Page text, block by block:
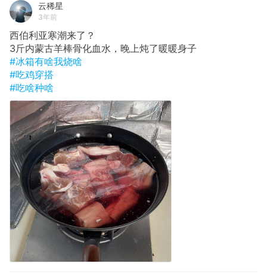
云稀星
3年前
西伯利亚寒潮来了？
3斤内蒙古羊棒骨化血水，晚上炖了暖暖身子
#冰箱有啥我烧啥
#吃鸡穿搭
#吃啥种啥